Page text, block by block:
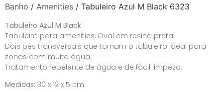
Banho / Amenities / Tabuleiro Azul M Black 6323
Tabuleiro Azul M Black
Tabuleiro para amenities, Oval em resina preta.
Dois pés transversais que tornam o tabuleiro ideal para
zonas com muita água.
Tratamento repelente de água e de fácil limpeza.
Medidas: 30 x 12 x 5 cm